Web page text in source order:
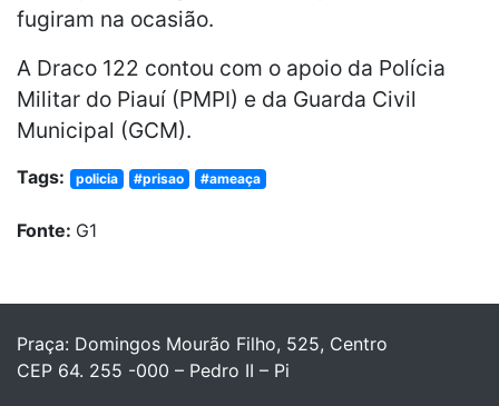
fugiram na ocasião.
A Draco 122 contou com o apoio da Polícia
Militar do Piauí (PMPI) e da Guarda Civil
Municipal (GCM).
Tags: policia #prisao #ameaça
Fonte: G1
Praça: Domingos Mourão Filho, 525, Centro
CEP 64. 255 -000 – Pedro II – Pi